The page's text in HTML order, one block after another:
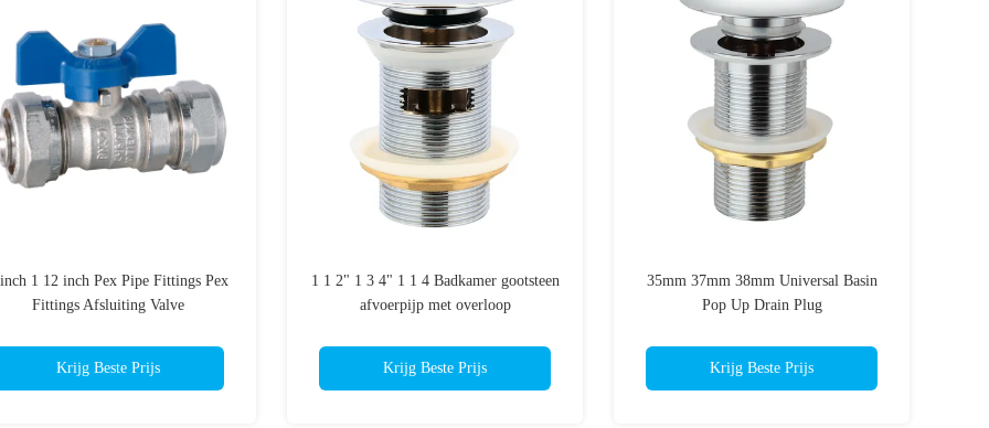
1 12 inch Pex Pipe Fittings Pex
Fittings Afsluiting Valve
Krijg Beste Prijs
1 1 2" 1 3 4" 1 1 4 Badkamer gootsteen
afvoerpijp met overloop
Krijg Beste Prijs
35mm 37mm 38mm Universal Basin
Pop Up Drain Plug
Krijg Beste Prijs